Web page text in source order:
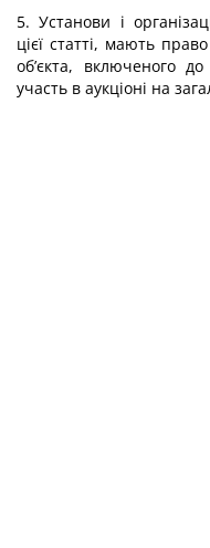
5. Установи і
цієї статті, мають
об’єкта, включеного
участь в аукціоні на